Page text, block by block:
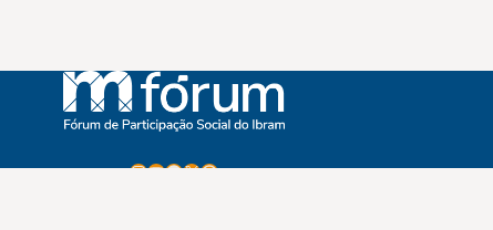
Instagram
Youtube
Facebook
X WhatsApp